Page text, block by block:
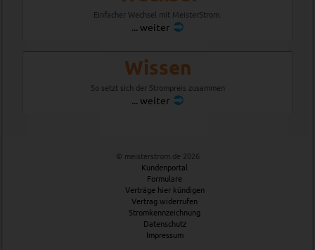
Einfacher Wechsel mit MeisterStrom.
... weiter
Wissen
So setzt sich der Strompreis zusammen
... weiter
© meisterstrom.de 2026
Kundenportal
Formulare
Verträge hier kündigen
Vertrag widerrufen
Stromkennzeichnung
Datenschutz
Impressum